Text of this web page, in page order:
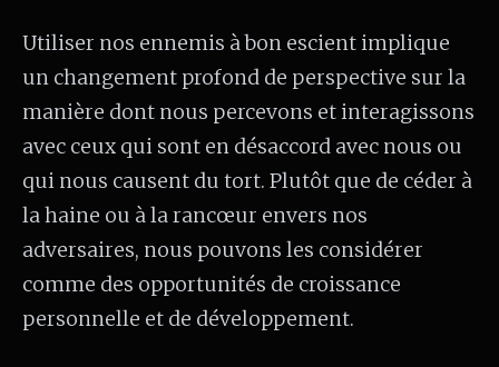
Utiliser nos ennemis à bon escient implique
un changement profond de perspective sur la
manière dont nous percevons et interagissons
avec ceux qui sont en désaccord avec nous ou
qui nous causent du tort. Plutôt que de céder à
la haine ou à la rancœur envers nos
adversaires, nous pouvons les considérer
comme des opportunités de croissance
personnelle et de développement.